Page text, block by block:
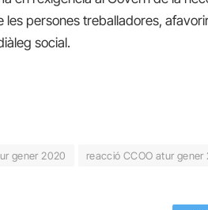
les persones treballadores,
social.
gener 2020 reacció CCOO atur gener